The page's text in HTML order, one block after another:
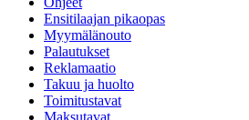
Ensitilaajan pikaopas
Myymälänouto
Palautukset
Reklamaatio
Takuu ja huolto
Toimitustavat